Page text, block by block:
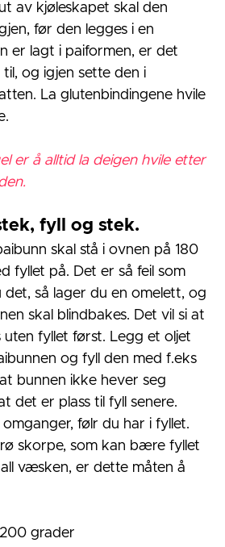
av kjøleskapet skal den
før den legges i en
er lagt i paiformen, er det
og igjen sette den i
La glutenbindingene hvile
er å alltid la deigen hvile etter
fyll og stek.
skal stå i ovnen på 180
fyllet på. Det er så feil som
det, så lager du en omelett, og
skal blindbakes. Det vil si at
uten fyllet først. Legg et oljet
og fyll den med f.eks
bunnen ikke hever seg
det er plass til fyll senere.
følr du har i fyllet.
skorpe, som kan bære fyllet
væsken, er dette måten å
grader